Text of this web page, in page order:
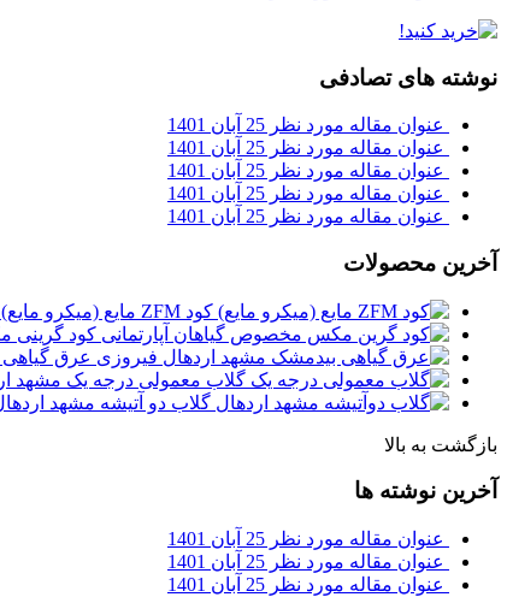
نوشته های تصادفی
عنوان مقاله مورد نظر 25 آبان 1401
عنوان مقاله مورد نظر 25 آبان 1401
عنوان مقاله مورد نظر 25 آبان 1401
عنوان مقاله مورد نظر 25 آبان 1401
عنوان مقاله مورد نظر 25 آبان 1401
آخرین محصولات
کود ZFM مایع (میکرو مایع)
کود گرینی
عرق
گلاب معمولی درجه یک مشهد
گلاب دو آتیشه مشهد
بازگشت به بالا
آخرین نوشته ها
عنوان مقاله مورد نظر 25 آبان 1401
عنوان مقاله مورد نظر 25 آبان 1401
عنوان مقاله مورد نظر 25 آبان 1401